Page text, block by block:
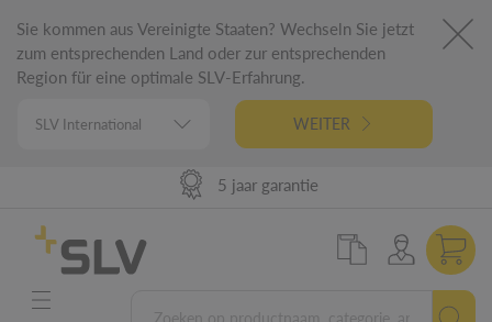
Sie kommen aus Vereinigte Staaten? Wechseln Sie jetzt
zum entsprechenden Land oder zur entsprechenden
Region für eine optimale SLV-Erfahrung.
WEITER
98% uit voorraad leverbaar
Hoge leverprestaties
5 jaar garantie
German Engineering